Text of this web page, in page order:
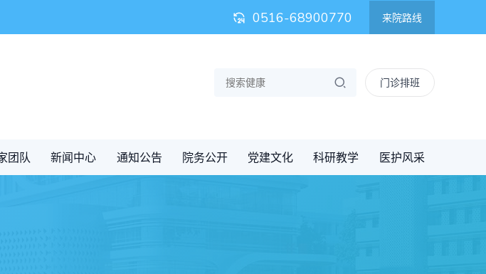
0516-68900770 来院路线
门诊排班
团队 新闻中心 通知公告 院务公开 党建文化 科研教学 医护风采